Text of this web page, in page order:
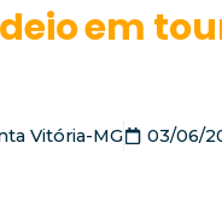
em
Vitória-MG 03/06/